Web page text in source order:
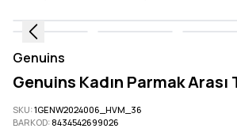
Genuins
Genuins Kadın Parmak Arası
SKU:1GENW2024006_HVM_36
BARKOD: 8434542699026